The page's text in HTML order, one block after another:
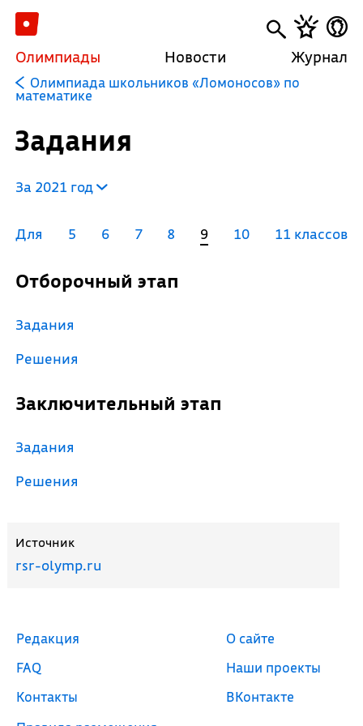
Олимпиады Новости Журнал
Олимпиада школьников «Ломоносов» по
математике
Задания
За 2021 год
Для 5 6 7 8 9 10 11 классов
Отборочный этап
Задания
Решения
Заключительный этап
Задания
Решения
Источник
rsr-olymp.ru
Редакция
FAQ
Контакты
О сайте
Наши проекты
ВКонтакте